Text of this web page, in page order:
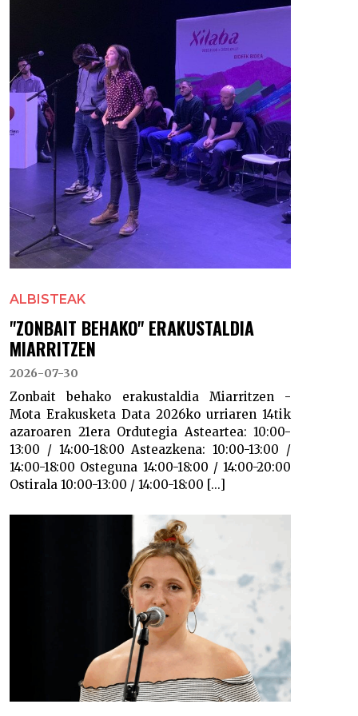
ALBISTEAK
"ZONBAIT BEHAKO" ERAKUSTALDIA
MIARRITZEN
2026-07-30
Zonbait behako erakustaldia Miarritzen -
Mota Erakusketa Data 2026ko urriaren 14tik
azaroaren 21era Ordutegia Asteartea: 10:00-
13:00 / 14:00-18:00 Asteazkena: 10:00-13:00 /
14:00-18:00 Osteguna 14:00-18:00 / 14:00-20:00
Ostirala 10:00-13:00 / 14:00-18:00 [...]